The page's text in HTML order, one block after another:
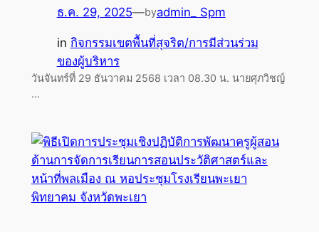
ธ.ค. 29, 2025—byadmin_ Spm
in กิจกรรมเขตพื้นที่สุจริต/การมีส่วนร่วม
ของผู้บริหาร
วันจันทร์ที่ 29 ธันวาคม 2568 เวลา 08.30 น. นายศุภวิชญ์
…